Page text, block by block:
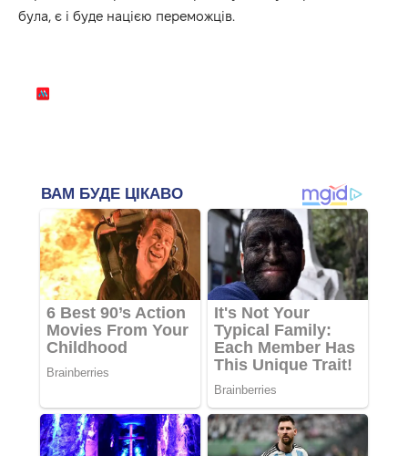
була, є і буде нацією переможців.